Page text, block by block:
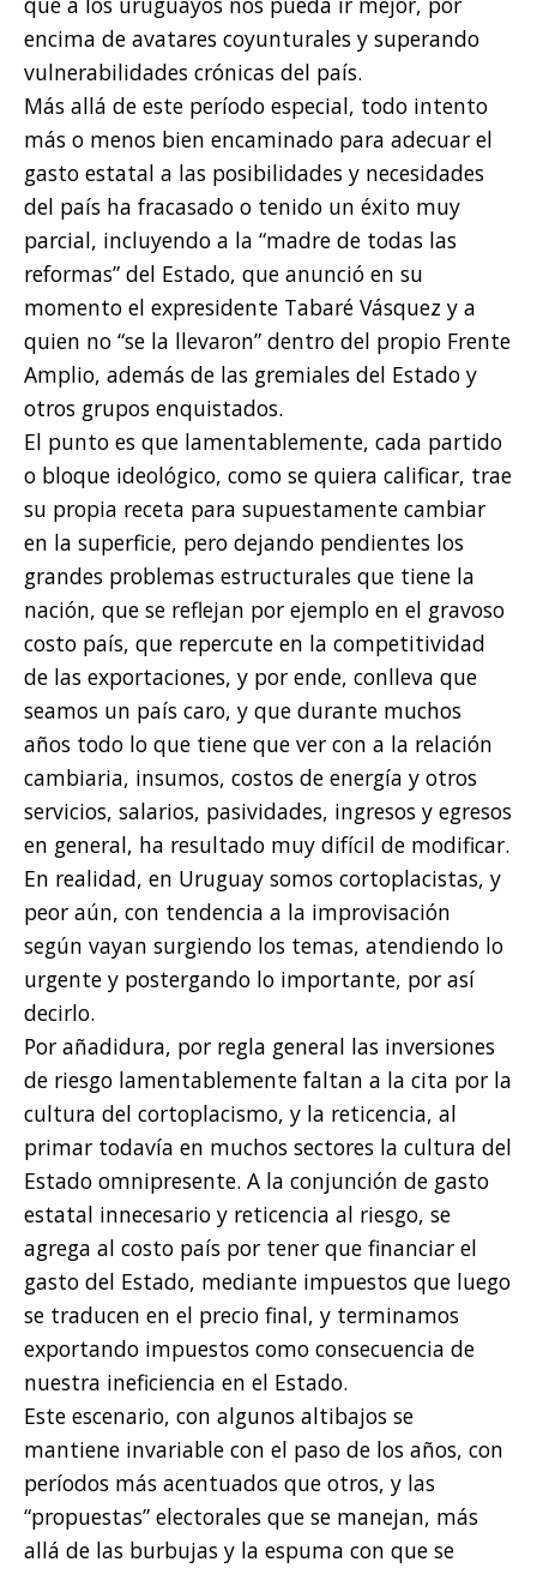
encima de avatares coyunturales y superando
vulnerabilidades crónicas del país.
Más allá de este período especial, todo intento
más o menos bien encaminado para adecuar el
gasto estatal a las posibilidades y necesidades
del país ha fracasado o tenido un éxito muy
parcial, incluyendo a la “madre de todas las
reformas” del Estado, que anunció en su
momento el expresidente Tabaré Vásquez y a
quien no “se la llevaron” dentro del propio Frente
Amplio, además de las gremiales del Estado y
otros grupos enquistados.
El punto es que lamentablemente, cada partido
o bloque ideológico, como se quiera calificar, trae
su propia receta para supuestamente cambiar
en la superficie, pero dejando pendientes los
grandes problemas estructurales que tiene la
nación, que se reflejan por ejemplo en el gravoso
costo país, que repercute en la competitividad
de las exportaciones, y por ende, conlleva que
seamos un país caro, y que durante muchos
años todo lo que tiene que ver con a la relación
cambiaria, insumos, costos de energía y otros
servicios, salarios, pasividades, ingresos y egresos
en general, ha resultado muy difícil de modificar.
En realidad, en Uruguay somos cortoplacistas, y
peor aún, con tendencia a la improvisación
según vayan surgiendo los temas, atendiendo lo
urgente y postergando lo importante, por así
decirlo.
Por añadidura, por regla general las inversiones
de riesgo lamentablemente faltan a la cita por la
cultura del cortoplacismo, y la reticencia, al
primar todavía en muchos sectores la cultura del
Estado omnipresente. A la conjunción de gasto
estatal innecesario y reticencia al riesgo, se
agrega al costo país por tener que financiar el
gasto del Estado, mediante impuestos que luego
se traducen en el precio final, y terminamos
exportando impuestos como consecuencia de
nuestra ineficiencia en el Estado.
Este escenario, con algunos altibajos se
mantiene invariable con el paso de los años, con
períodos más acentuados que otros, y las
“propuestas” electorales que se manejan, más
allá de las burbujas y la espuma con que se